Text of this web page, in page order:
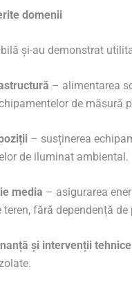
domenii
și-au demonstrat
– alimentarea
de măsură
– susținerea
de iluminat ambiental.
media – asigurarea
fără dependență de
și intervenții tehnice